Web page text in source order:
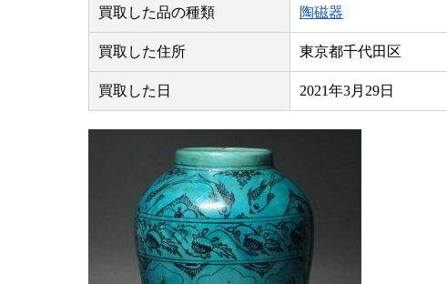
買取した品の種類 陶磁器
買取した住所 東京都千代田区
買取した日 2021年3月29日